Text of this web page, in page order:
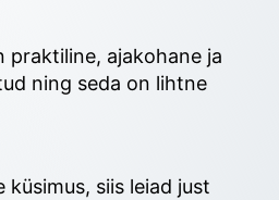
praktiline, ajakohane ja
ning seda on lihtne
küsimus, siis leiad just